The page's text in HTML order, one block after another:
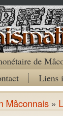
de
Liens
Mâconnais »